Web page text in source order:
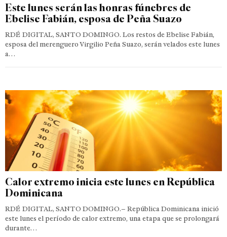
Este lunes serán las honras fúnebres de
Ebelise Fabián, esposa de Peña Suazo
RDÉ DIGITAL, SANTO DOMINGO. Los restos de Ebelise Fabián,
esposa del merenguero Virgilio Peña Suazo, serán velados este lunes
a…
Calor extremo inicia este lunes en República
Dominicana
RDÉ DIGITAL, SANTO DOMINGO.– República Dominicana inició
este lunes el período de calor extremo, una etapa que se prolongará
durante…